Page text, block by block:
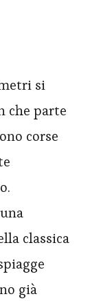
si
che parte
corse
classica
già